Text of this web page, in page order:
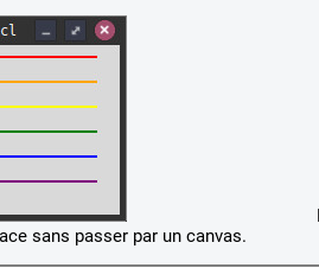
Petit exemple
sans passer par un canvas.